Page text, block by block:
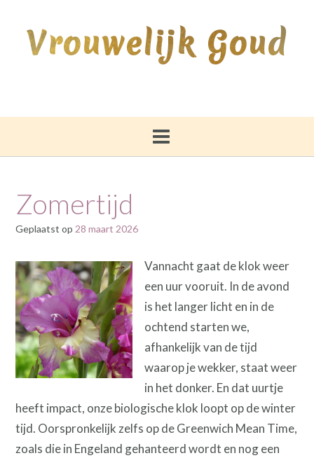
Vrouwelijk Goud
Zomertijd
Geplaatst op 28 maart 2026
Vannacht gaat de klok weer
een uur vooruit. In de avond
is het langer licht en in de
ochtend starten we,
afhankelijk van de tijd
waarop je wekker, staat weer
in het donker. En dat uurtje
heeft impact, onze biologische klok loopt op de winter
tijd. Oorspronkelijk zelfs op de Greenwich Mean Time,
zoals die in Engeland gehanteerd wordt en nog een